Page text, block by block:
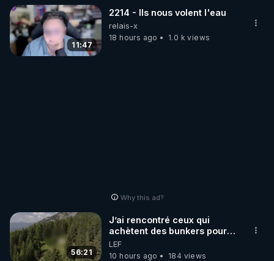
11:47
2214 - Ils nous volent l'eau
relais-x
18 hours ago
1.0 k views
Why this ad?
56:21
J’ai rencontré ceux qui
achètent des bunkers pour
survivre à la fin du monde
LEF
10 hours ago
184 views